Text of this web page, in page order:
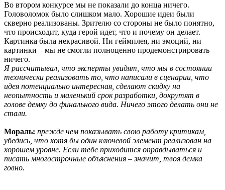
Во втором конкурсе мы не показали до конца ничего.
Головоломок было слишком мало. Хорошие идеи были
скверно реализованы. Зрителю со стороны не было понятно,
что происходит, куда герой идет, что и почему он делает.
Картинка была некрасивой. Ни геймплея, ни эмоций, ни
картинки – мы не смогли полноценно продемонстрировать
ничего.
Я рассчитывал, что эксперты увидят, что мы в состоянии
технически реализовать то, что написали в сценарии, что
идея потенциально интересная, сделают скидку на
неопытность и маленький срок разработки, докрутят в
голове демку до финального вида. Ничего этого делать они не
стали.
Мораль: прежде чем показывать свою работу критикам,
убедись, что хотя бы один ключевой элемент реализован на
хорошем уровне. Если тебе приходится оправдываться и
писать многострочные объяснения – значит, твоя демка
говно.